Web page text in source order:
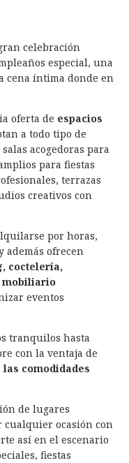
celebración
especial, una
cena íntima donde en
oferta de espacios
a todo tipo de
acogedoras para
para fiestas
terrazas
creativos con
por horas,
además ofrecen
coctelería,
mobiliario
eventos
tranquilos hasta
con la ventaja de
comodidades
de lugares
cualquier ocasión con
así en el escenario
fiestas